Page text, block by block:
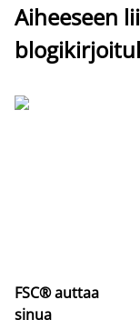
Aiheeseen
FSC® auttaa
sinua